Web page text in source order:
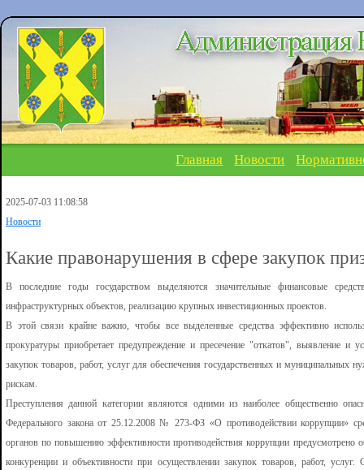
Главная Новости
2025-07-03 11:08:58
Новости
Какие правонарушения в сфере закупок
В последние годы государством выделяются значительные финансовые
инфраструктурных объектов, реализацию крупных инвестиционных проектов.
В этой связи крайне важно, чтобы все выделенные средства эффективно
прокуратуры приобретает предупреждение и пресечение "откатов", выявление и
закупок товаров, работ, услуг для обеспечения государственных и
рискам.
Преступления данной категории являются одними из наиболее общественно
Федерального закона от 25.12.2008 № 273-ФЗ «О противодействии коррупции»
органов по повышению эффективности противодействия коррупции предусмотрено
конкуренции и объективности при осуществлении закупок товаров, работ,